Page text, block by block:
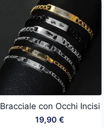
34,90 €
Bracciale con Occhi Incisi
19,90 €